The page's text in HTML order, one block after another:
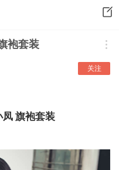
袍套装
关注
旗袍套装